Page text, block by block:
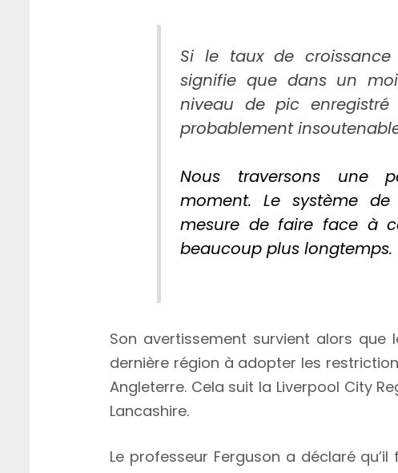
Si le taux de
signifie que dans un
niveau de pic
probablement
Nous traversons une
moment. Le système
mesure de faire face à
beaucoup plus longtemps.
Son avertissement survient alors que
dernière région à adopter les
Angleterre. Cela suit la Liverpool City
Lancashire.
Le professeur Ferguson a déclaré